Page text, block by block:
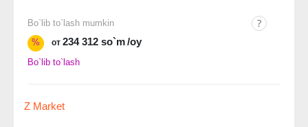
Bo`lib to`lash mumkin
%
от 234 312 so`m/oy
Bo`lib to`lash
Z Market